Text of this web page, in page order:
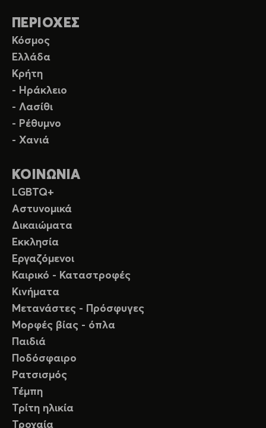
ΠΕΡΙΟΧΕΣ
Κόσμος
Ελλάδα
Κρήτη
- Ηράκλειο
- Λασίθι
- Ρέθυμνο
- Χανιά
ΚΟΙΝΩΝΙΑ
LGBTQ+
Αστυνομικά
Δικαιώματα
Εκκλησία
Εργαζόμενοι
Καιρικό - Καταστροφές
Κινήματα
Μετανάστες - Πρόσφυγες
Μορφές βίας - όπλα
Παιδιά
Ποδόσφαιρο
Ρατσισμός
Τέμπη
Τρίτη ηλικία
Τροχαία